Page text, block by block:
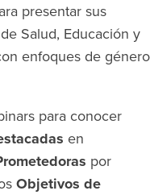
presentar sus
Salud, Educación y
enfoques de género
para conocer
en
por
Objetivos de